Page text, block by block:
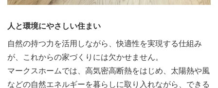
人と環境にやさしい住まい
自然の持つ力を活用しながら、快適性を実現する仕組み
が、これからの家づくりには欠かせません。
マークスホームでは、高気密高断熱をはじめ、太陽熱や風
などの自然エネルギーを暮らしに取り入れながら、できる